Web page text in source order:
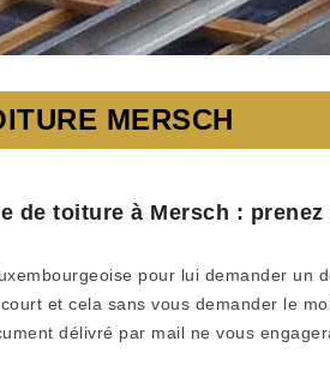
MERSCH
de toiture à Mersch :
pour lui demander un
et cela sans vous demander le
délivré par mail ne vous